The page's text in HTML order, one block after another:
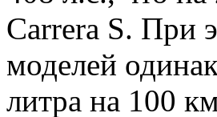
Carrera S. При
моделей
литра на 100